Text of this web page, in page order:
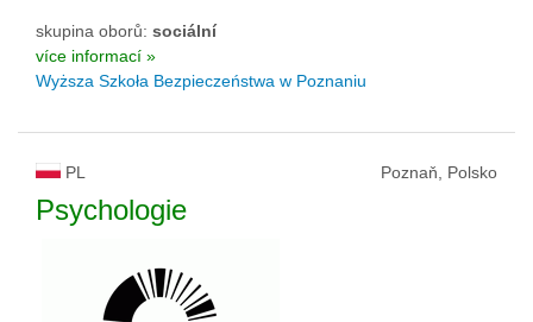
skupina oborů: sociální
více informací »
Wyższa Szkoła Bezpieczeństwa w Poznaniu
PL Poznaň, Polsko
Psychologie